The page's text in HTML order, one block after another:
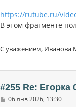
https://rutube.ru/
В этом фрагменте
С уважением, Иванова
#255 Re: Егорка
С06 янв 2026, 13:30